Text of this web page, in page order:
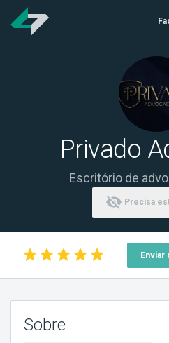
Privado
Escritório de
visibility_off Precisa
starstarstarstarstar Enviar
Sobre